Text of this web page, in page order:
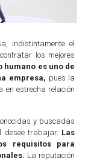
indistintamente el
los mejores
humano es uno de
empresa, pues la
en estrecha relación
y buscadas
desee trabajar. Las
requisitos para
La reputación